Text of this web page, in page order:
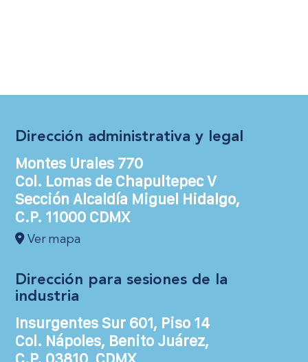
Dirección administrativa y legal
Montes Urales 770
Col. Lomas de Chapultepec V
Sección Alcaldía Miguel Hidalgo,
C.P. 11000 CDMX
Ver mapa
Dirección para sesiones de la
industria
Insurgentes Sur 601, Piso 14
Col. Nápoles, Benito Juárez,